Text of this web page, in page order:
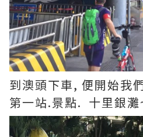
到澳頭下車, 便開始我
第一站.景點. 十里銀灘